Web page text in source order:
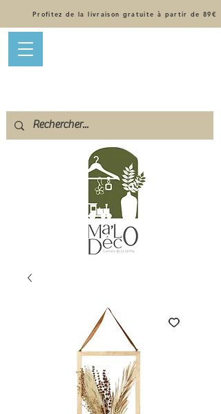
Profitez de la livraison gratuite à partir de 89€